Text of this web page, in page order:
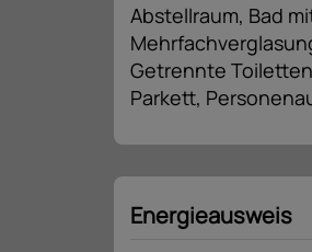
Abstellraum Bad
Getrennte Toiletten
Parkett
Energieausweis